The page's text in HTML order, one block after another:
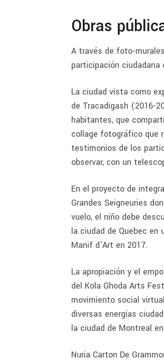
Obras
A través de foto-
participación
La ciudad vista como
de Tracadigash (2016-
habitantes, que
collage fotográfico que
testimonios de los
observar, con un
En el proyecto de
Grandes Seigneuries
vuelo, el niño debe
la ciudad de Quebec
Manif d’Art en 2017.
La apropiación y el
del Kola Ghoda Arts
movimiento social
diversas energías
la ciudad de Montreal
Nuria Carton De